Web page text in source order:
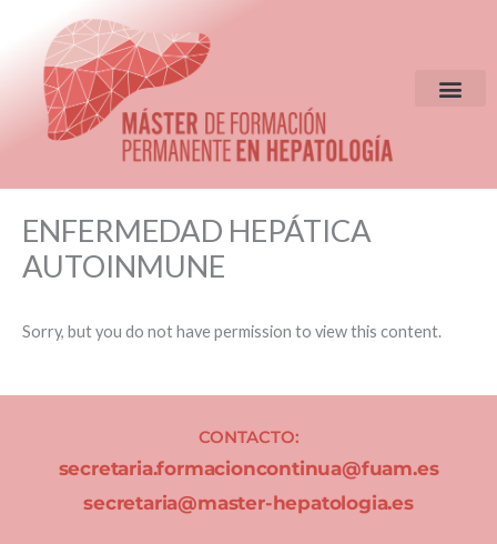
contenido
ENFERMEDAD HEPÁTICA
AUTOINMUNE
Sorry, but you do not have permission to view this content.
CONTACTO:
secretaria.formacioncontinua@fuam.es
secretaria@master-hepatologia.es